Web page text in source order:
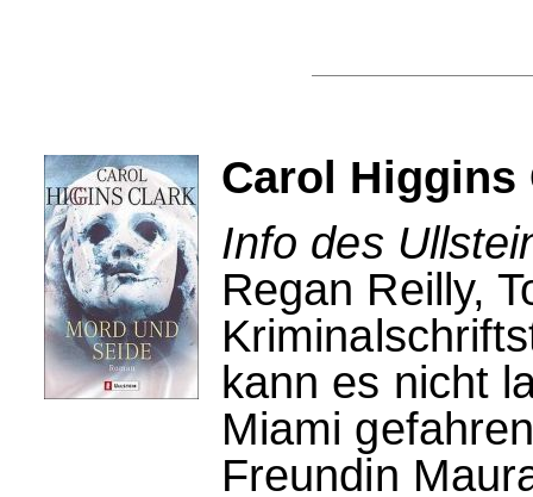
Carol Higgins
Info des
Regan Reilly,
kann es nicht
Miami
Freundin